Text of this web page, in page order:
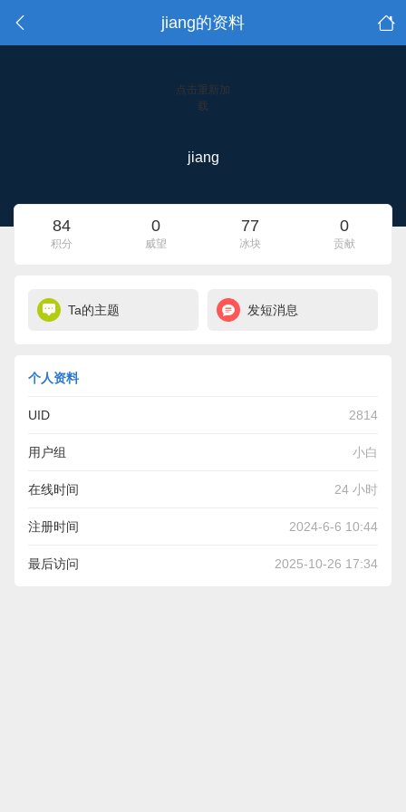
jiang的资料
点击重新加
载
jiang
84
积分
0
威望
77
冰块
0
贡献
Ta的主题 发短消息
个人资料
UID 2814
用户组 小白
在线时间 24 小时
注册时间 2024-6-6 10:44
最后访问 2025-10-26 17:34